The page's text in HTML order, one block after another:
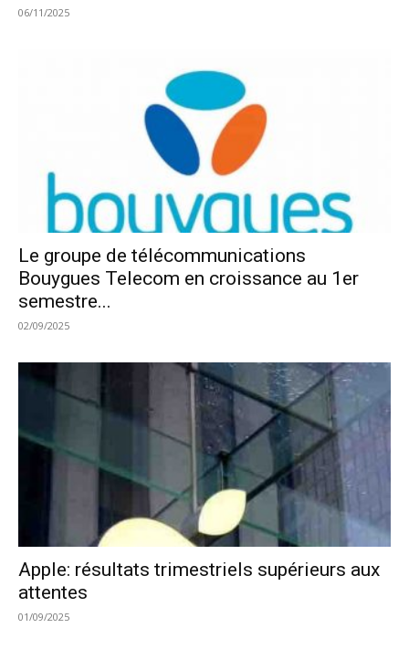
06/11/2025
Le groupe de télécommunications
Bouygues Telecom en croissance au 1er
semestre...
02/09/2025
Apple: résultats trimestriels supérieurs aux
attentes
01/09/2025